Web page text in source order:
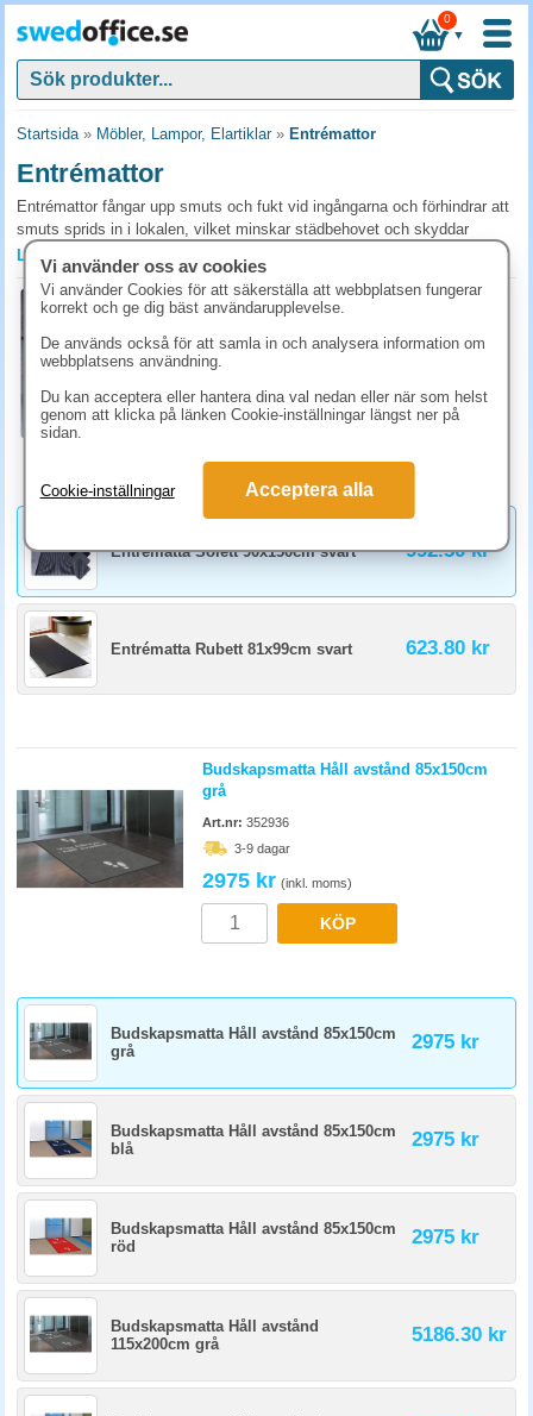
▼
0
Startsida» Möbler, Lampor, Elartiklar» Entrémattor
Entrémattor
Entrémattor fångar upp smuts och fukt vid ingångarna och förhindrar att
smuts sprids in i lokalen, vilket minskar städbehovet och skyddar
golven. En välplacerad entrématta bidrar till ett välkomnande och
hygieniskt intryck. Köp entrémattor för er verksamhet hos SwedOffice.
Vanliga frågor och svar om entrémattor
Hur stor entrématta behövs för att fånga upp smuts
En matta som täcker 4-6 stegs gång ger god effekt, för normal entré
betyder det minst 150 cm djupt. För starkt trafikerade entréer
rekommenderas både en utomhusborstmatta och en
inomhusabsorberande matta.
Aluminium-skraprist tar bort grov smuts, placeras utomhus eller i
absoluta entrén. Textilmatta absorberar fukt, placeras inomhus efter
raden. Bästa effekt fås av båda i serie.
Läs mer »
Entrématta Solett 90x150cm svart
992.50 kr (inkl. moms)
Entrématta Solett 90x150cm svart 992.50 kr
Entrématta Rubett 81x99cm svart 623.80 kr
Budskapsmatta Håll avstånd 85x150cm
grå
Art.nr: 352936
3-9 dagar
2975 kr (inkl. moms)
KÖP
Budskapsmatta Håll avstånd 85x150cm
grå
2975 kr
Budskapsmatta Håll avstånd 85x150cm
blå
2975 kr
Budskapsmatta Håll avstånd 85x150cm
röd
2975 kr
Budskapsmatta Håll avstånd
115x200cm grå
5186.30 kr
Vi använder oss av cookies
Vi använder Cookies för att säkerställa att webbplatsen fungerar
korrekt och ge dig bäst användarupplevelse.
De används också för att samla in och analysera information om
webbplatsens användning.
Du kan acceptera eller hantera dina val nedan eller när som helst
genom att klicka på länken Cookie-inställningar längst ner på
sidan.
Cookie-inställningar Acceptera alla